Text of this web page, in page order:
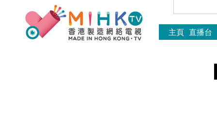
主頁 直播台